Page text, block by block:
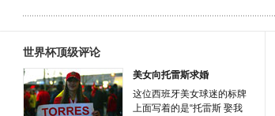
世界杯顶级评论
美女向托雷斯求婚
这位西班牙美女球迷的标牌
上面写着的是“托雷斯 娶我